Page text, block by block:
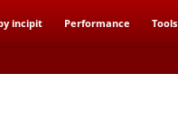
incipit Performance Tools